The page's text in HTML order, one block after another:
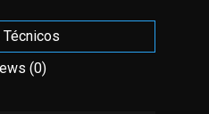
Técnicos
(0)